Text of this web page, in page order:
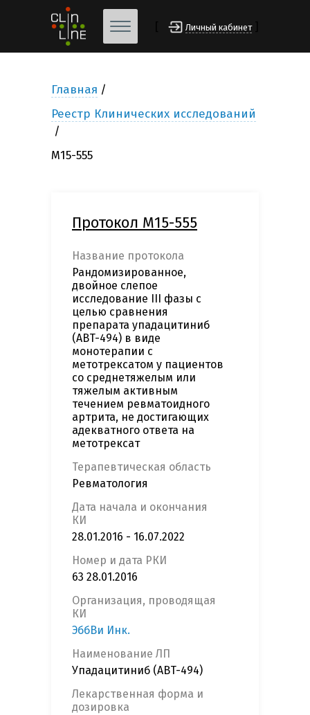
Личный кабинет
Главная
Реестр Клинических исследований
M15-555
Протокол M15-555
Название протокола
Рандомизированное,
двойное слепое
исследование III фазы с
целью сравнения
препарата упадацитиниб
(ABT-494) в виде
монотерапии с
метотрексатом у пациентов
со среднетяжелым или
тяжелым активным
течением ревматоидного
артрита, не достигающих
адекватного ответа на
метотрексат
Терапевтическая область
Ревматология
Дата начала и окончания
КИ
28.01.2016 - 16.07.2022
Номер и дата РКИ
63 28.01.2016
Организация, проводящая
КИ
ЭббВи Инк.
Наименование ЛП
Упадацитиниб (ABT-494)
Лекарственная форма и
дозировка